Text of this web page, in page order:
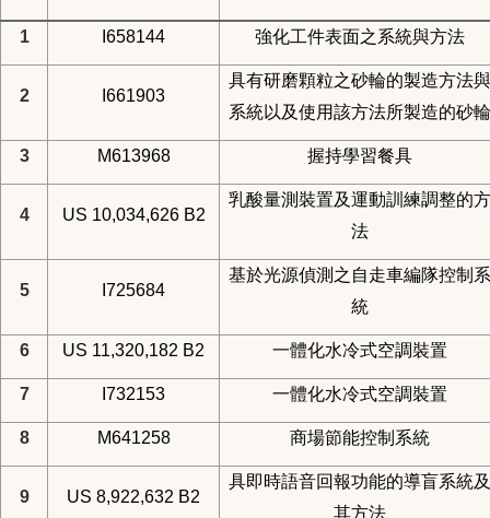
1 I658144 強化工件表面之系統與方法
2 I661903
具有研磨顆粒之砂輪的製造方法與
系統以及使用該方法所製造的砂輪
3 M613968 握持學習餐具
4 US 10,034,626 B2
乳酸量測裝置及運動訓練調整的方
法
5 I725684
基於光源偵測之自走車編隊控制系
統
6 US 11,320,182 B2 一體化水冷式空調裝置
7 I732153 一體化水冷式空調裝置
8 M641258 商場節能控制系統
9 US 8,922,632 B2
具即時語音回報功能的導盲系統及
其方法